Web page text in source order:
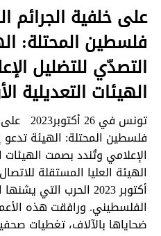
على خلفية الجرائم
فلسطين المحتلة:
التصدّي للتضليل
الهيئات التعديلية
تونس
فلسطين المحتلة: الهيئة
الإعلامي وتُندد بصمت الهيئات
أكتوبر 2023 الحرب
الفلسطيني. ورافقت هذه
ضحاياها بالآلاف، تغطيات